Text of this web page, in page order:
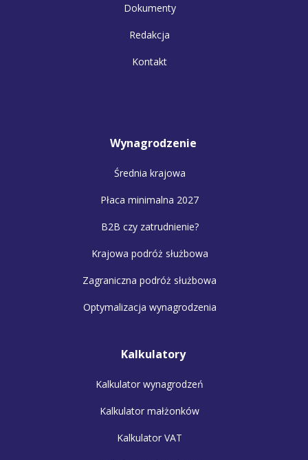
Dokumenty
Redakcja
Kontakt
Wynagrodzenie
Średnia krajowa
Płaca minimalna 2027
B2B czy zatrudnienie?
Krajowa podróż służbowa
Zagraniczna podróż służbowa
Optymalizacja wynagrodzenia
Kalkulatory
Kalkulator wynagrodzeń
Kalkulator małżonków
Kalkulator VAT